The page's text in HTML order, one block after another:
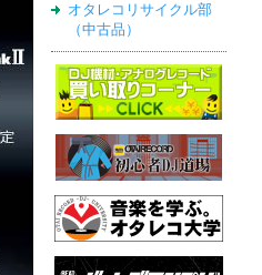
オタレコリサイクル部
（中古品）